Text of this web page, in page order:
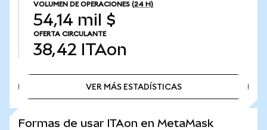
VOLUMEN DE OPERACIONES (24 H)
54,14 mil $
OFERTA CIRCULANTE
38,42 ITAon
VER MÁS ESTADÍSTICAS
Formas de usar ITAon en MetaMask